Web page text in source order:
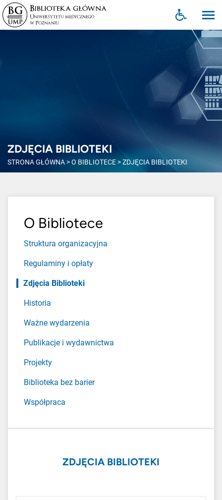
ZDJĘCIA BIBLIOTEKI
STRONA GŁÓWNA >O BIBLIOTECE >ZDJĘCIA BIBLIOTEKI
O Bibliotece
Struktura organizacyjna
Regulaminy i opłaty
Zdjęcia Biblioteki
Historia
Ważne wydarzenia
Publikacje i wydawnictwa
Projekty
Biblioteka bez barier
Współpraca
ZDJĘCIA BIBLIOTEKI